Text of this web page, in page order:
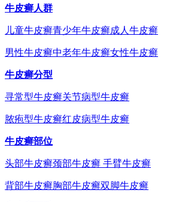
牛皮癣人群
儿童牛皮癣青少年牛皮癣成人牛皮癣
男性牛皮癣中老年牛皮癣女性牛皮癣
牛皮癣分型
寻常型牛皮癣关节病型牛皮癣
脓疱型牛皮癣红皮病型牛皮癣
牛皮癣部位
头部牛皮癣颈部牛皮癣 手臂牛皮癣
背部牛皮癣胸部牛皮癣双脚牛皮癣